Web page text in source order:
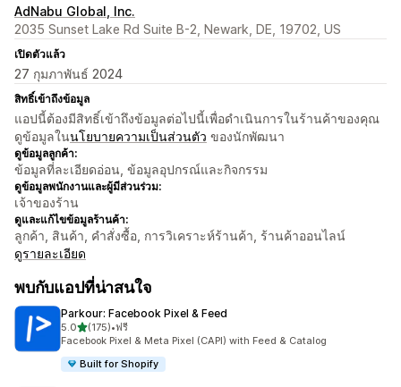
AdNabu Global, Inc.
2035 Sunset Lake Rd Suite B-2, Newark, DE, 19702, US
เปิดตัวแล้ว
27 กุมภาพันธ์ 2024
สิทธิ์เข้าถึงข้อมูล
แอปนี้ต้องมีสิทธิ์เข้าถึงข้อมูลต่อไปนี้เพื่อดำเนินการในร้านค้าของคุณ
ดูข้อมูลในนโยบายความเป็นส่วนตัว ของนักพัฒนา
ดูข้อมูลลูกค้า:
ข้อมูลที่ละเอียดอ่อน, ข้อมูลอุปกรณ์และกิจกรรม
ดูข้อมูลพนักงานและผู้มีส่วนร่วม:
เจ้าของร้าน
ดูและแก้ไขข้อมูลร้านค้า:
ลูกค้า, สินค้า, คำสั่งซื้อ, การวิเคราะห์ร้านค้า, ร้านค้าออนไลน์
ดูรายละเอียด
พบกับแอปที่น่าสนใจ
Parkour: Facebook Pixel & Feed
5.0เต็ม 5 ดาว
(175)
ทั้งหมด 175 รีวิว
•ฟรี
Facebook Pixel & Meta Pixel (CAPI) with Feed & Catalog
Built for Shopify